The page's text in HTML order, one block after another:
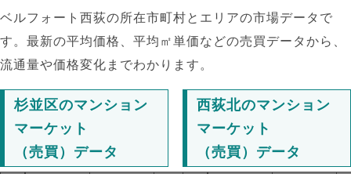
ベルフォート西荻の所在市町村とエリアの市場データで
す。最新の平均価格、平均㎡単価などの売買データから、
流通量や価格変化までわかります。
杉並区のマンション
マーケット
（売買）データ
西荻北のマンション
マーケット
（売買）データ